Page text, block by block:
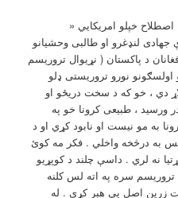
خپلو امريکايي «
جهادی لنډغرو او طالبی وحشيانو
د پاکستان ( نړيوال تروريسم
نورو تروريستی ډلو
دي ، خو که د سخت دريځو او
ورسيد ، طبيعی کرونا خو په
به مو نيست او نابود کړي او د
به درڅخه واخلي . فکر مه کوئ
نه لري . داسې چلند د کوپړيو
سره په اته لس کلنه
زرين اصل يې هېر کړی . له